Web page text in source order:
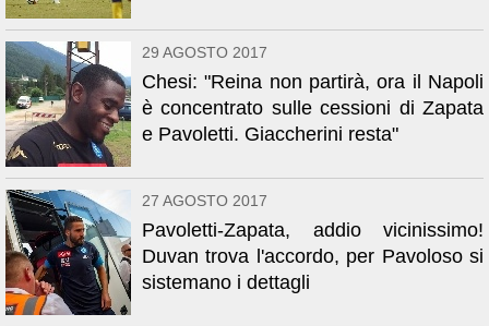
29 AGOSTO 2017
Chesi: "Reina non partirà, ora il Napoli
è concentrato sulle cessioni di Zapata
e Pavoletti. Giaccherini resta"
27 AGOSTO 2017
Pavoletti-Zapata, addio vicinissimo!
Duvan trova l'accordo, per Pavoloso si
sistemano i dettagli